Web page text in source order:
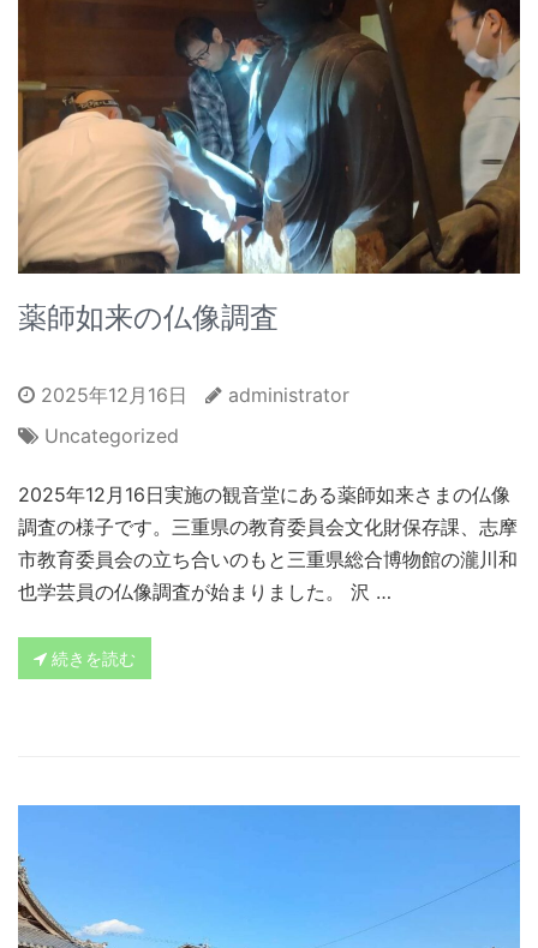
薬師如来の仏像調査
2025年12月16日
administrator
Uncategorized
2025年12月16日実施の観音堂にある薬師如来さまの仏像
調査の様子です。三重県の教育委員会文化財保存課、志摩
市教育委員会の立ち合いのもと三重県総合博物館の瀧川和
也学芸員の仏像調査が始まりました。 沢 …
続きを読む